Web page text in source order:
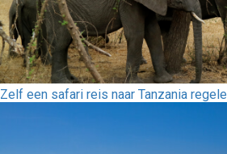
Zelf een safari reis naar Tanzania